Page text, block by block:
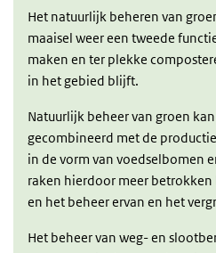
Het natuurlijk beheren van
maaisel weer een tweede
maken en ter plekke
in het gebied blijft.
Natuurlijk beheer van groen
gecombineerd met de
in de vorm van voedselbomen
raken hierdoor meer
en het beheer ervan en het
Het beheer van weg- en